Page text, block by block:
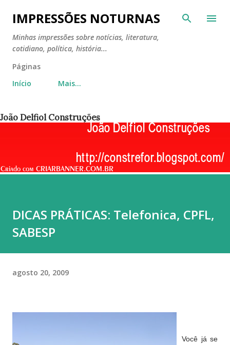
Pular para o conteúdo principal
IMPRESSÕES NOTURNAS
Minhas impressões sobre notícias, literatura,
cotidiano, política, história...
Páginas
Início
Mais…
João Delfiol Construções
DICAS PRÁTICAS: Telefonica, CPFL,
SABESP
agosto 20, 2009
Você já se